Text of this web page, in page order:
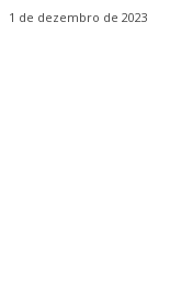
1 de dezembro de 2023